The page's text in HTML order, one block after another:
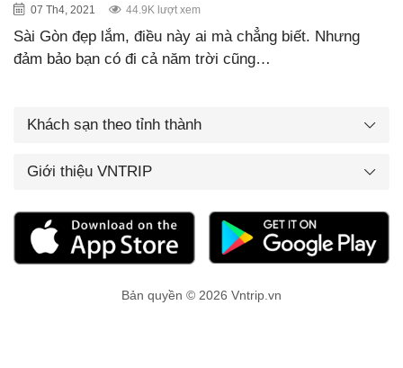
07 Th4, 2021 44.9K lượt xem
Sài Gòn đẹp lắm, điều này ai mà chẳng biết. Nhưng
đảm bảo bạn có đi cả năm trời cũng…
Khách sạn theo tỉnh thành
Giới thiệu VNTRIP
Bản quyền © 2026 Vntrip.vn